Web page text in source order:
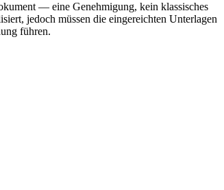
— eine Genehmigung, kein klassisches
jedoch müssen die eingereichten Unterlagen
führen.